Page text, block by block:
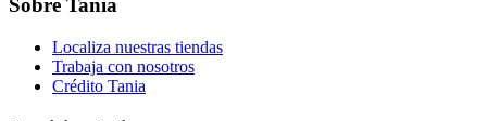
Sobre Tania
Localiza nuestras tiendas
Trabaja con nosotros
Crédito Tania